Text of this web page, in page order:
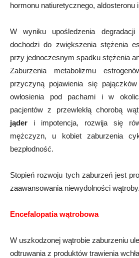
hormonu natiuretycznego, aldosteronu
W wyniku upośledzenia degradacji
dochodzi do zwiększenia stężenia
przy jednoczesnym spadku stężenia
Zaburzenia metabolizmu
przyczyną pojawienia się
owłosienia pod pachami i w
pacjentów z przewlekłą chorobą
jąder i impotencja, rozwija się
mężczyzn, u kobiet zaburzenia
bezpłodność.
Stopień rozwoju tych zaburzeń jest
zaawansowania niewydolności wątroby.
Encefalopatia wątrobowa
W uszkodzonej wątrobie zaburzeniu
odtruwania z produktów trawienia